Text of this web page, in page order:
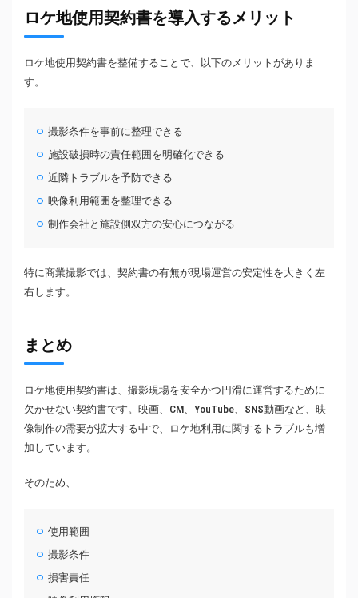
ロケ地使用契約書を導入するメリット
ロケ地使用契約書を整備することで、以下のメリットがありま
す。
撮影条件を事前に整理できる
施設破損時の責任範囲を明確化できる
近隣トラブルを予防できる
映像利用範囲を整理できる
制作会社と施設側双方の安心につながる
特に商業撮影では、契約書の有無が現場運営の安定性を大きく左
右します。
まとめ
ロケ地使用契約書は、撮影現場を安全かつ円滑に運営するために
欠かせない契約書です。映画、CM、YouTube、SNS動画など、映
像制作の需要が拡大する中で、ロケ地利用に関するトラブルも増
加しています。
そのため、
使用範囲
撮影条件
損害責任